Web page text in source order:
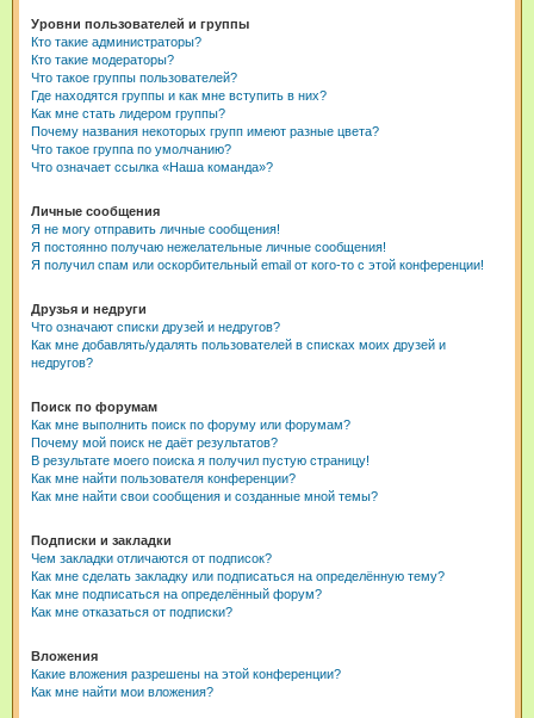
Уровни пользователей и группы
Кто такие администраторы?
Кто такие модераторы?
Что такое группы пользователей?
Где находятся группы и как мне вступить в них?
Как мне стать лидером группы?
Почему названия некоторых групп имеют разные цвета?
Что такое группа по умолчанию?
Что означает ссылка «Наша команда»?
Личные сообщения
Я не могу отправить личные сообщения!
Я постоянно получаю нежелательные личные сообщения!
Я получил спам или оскорбительный email от кого-то с этой конференции!
Друзья и недруги
Что означают списки друзей и недругов?
Как мне добавлять/удалять пользователей в списках моих друзей и
недругов?
Поиск по форумам
Как мне выполнить поиск по форуму или форумам?
Почему мой поиск не даёт результатов?
В результате моего поиска я получил пустую страницу!
Как мне найти пользователя конференции?
Как мне найти свои сообщения и созданные мной темы?
Подписки и закладки
Чем закладки отличаются от подписок?
Как мне сделать закладку или подписаться на определённую тему?
Как мне подписаться на определённый форум?
Как мне отказаться от подписки?
Вложения
Какие вложения разрешены на этой конференции?
Как мне найти мои вложения?